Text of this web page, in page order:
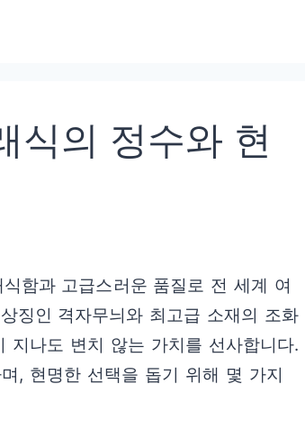
식의 정수와 현
함과 고급스러운 품질로 전 세계 여
징인 격자무늬와 최고급 소재의 조화
지나도 변치 않는 가치를 선사합니다.
, 현명한 선택을 돕기 위해 몇 가지